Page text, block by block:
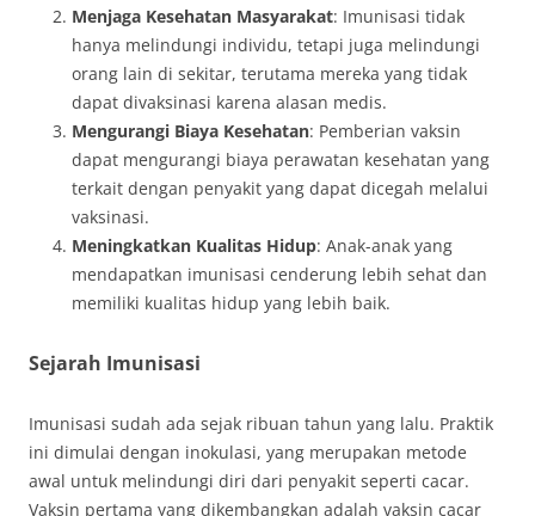
Menjaga Kesehatan Masyarakat: Imunisasi tidak
hanya melindungi individu, tetapi juga melindungi
orang lain di sekitar, terutama mereka yang tidak
dapat divaksinasi karena alasan medis.
Mengurangi Biaya Kesehatan: Pemberian vaksin
dapat mengurangi biaya perawatan kesehatan yang
terkait dengan penyakit yang dapat dicegah melalui
vaksinasi.
Meningkatkan Kualitas Hidup: Anak-anak yang
mendapatkan imunisasi cenderung lebih sehat dan
memiliki kualitas hidup yang lebih baik.
Sejarah Imunisasi
Imunisasi sudah ada sejak ribuan tahun yang lalu. Praktik
ini dimulai dengan inokulasi, yang merupakan metode
awal untuk melindungi diri dari penyakit seperti cacar.
Vaksin pertama yang dikembangkan adalah vaksin cacar